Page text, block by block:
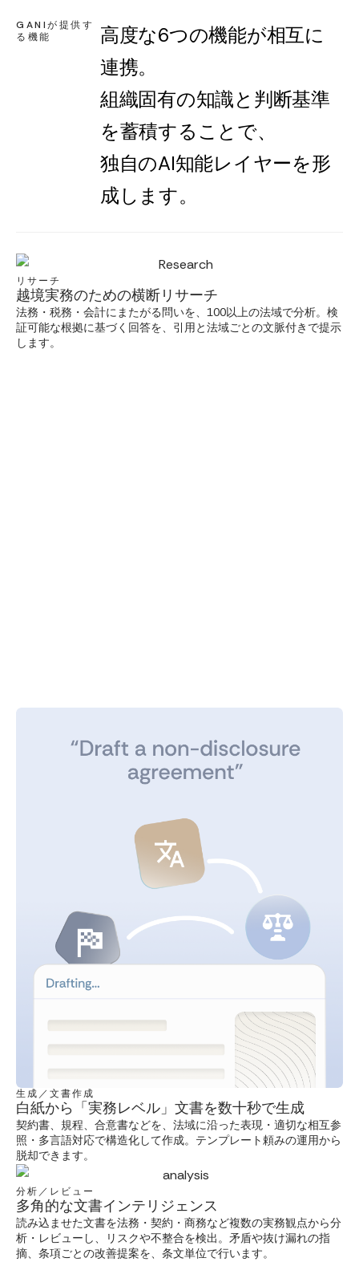
GANIが提供す
る機能
高度な6つの機能が相互に
連携。
組織固有の知識と判断基準
を蓄積することで、
独自のAI知能レイヤーを形
成します。
リサーチ
越境実務のための横断リサーチ
法務・税務・会計にまたがる問いを、100以上の法域で分析。検
証可能な根拠に基づく回答を、引用と法域ごとの文脈付きで提示
します。
生成／文書作成
白紙から「実務レベル」文書を数十秒で生成
契約書、規程、合意書などを、法域に沿った表現・適切な相互参
照・多言語対応で構造化して作成。テンプレート頼みの運用から
脱却できます。
分析／レビュー
多角的な文書インテリジェンス
読み込ませた文書を法務・契約・商務など複数の実務観点から分
析・レビューし、リスクや不整合を検出。矛盾や抜け漏れの指
摘、条項ごとの改善提案を、条文単位で行います。